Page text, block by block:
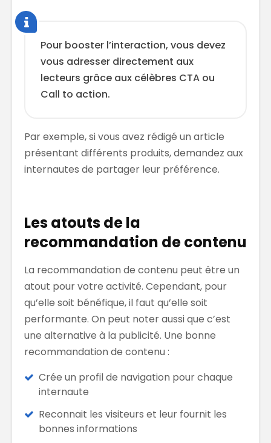
Pour booster l’interaction, vous devez
vous adresser directement aux
lecteurs grâce aux célèbres CTA ou
Call to action.
Par exemple, si vous avez rédigé un article
présentant différents produits, demandez aux
internautes de partager leur préférence.
Les atouts de la
recommandation de contenu
La recommandation de contenu peut être un
atout pour votre activité. Cependant, pour
qu’elle soit bénéfique, il faut qu’elle soit
performante. On peut noter aussi que c’est
une alternative à la publicité. Une bonne
recommandation de contenu :
Crée un profil de navigation pour chaque
internaute
Reconnait les visiteurs et leur fournit les
bonnes informations